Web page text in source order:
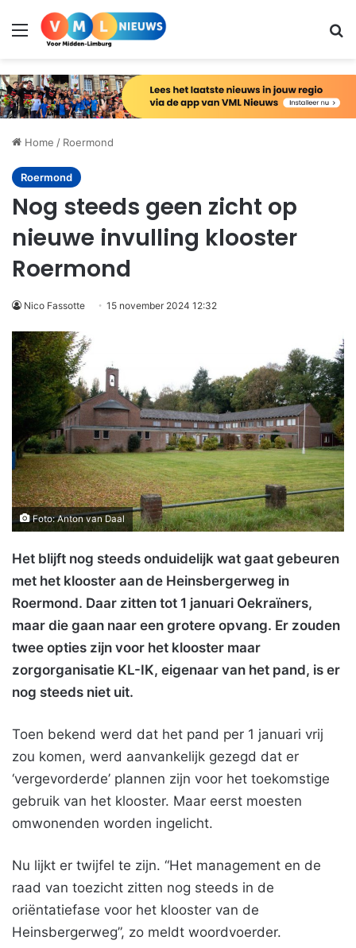
Menu
Home / Roermond
Roermond
Nog steeds geen zicht op
nieuwe invulling klooster
Roermond
Nico Fassotte 15 november 2024 12:32
Foto: Anton van Daal
Het blijft nog steeds onduidelijk wat gaat gebeuren
met het klooster aan de Heinsbergerweg in
Roermond. Daar zitten tot 1 januari Oekraïners,
maar die gaan naar een grotere opvang. Er zouden
twee opties zijn voor het klooster maar
zorgorganisatie KL-IK, eigenaar van het pand, is er
nog steeds niet uit.
Toen bekend werd dat het pand per 1 januari vrij
zou komen, werd aanvankelijk gezegd dat er
‘vergevorderde’ plannen zijn voor het toekomstige
gebruik van het klooster. Maar eerst moesten
omwonenden worden ingelicht.
Nu lijkt er twijfel te zijn. “Het management en de
raad van toezicht zitten nog steeds in de
oriëntatiefase voor het klooster van de
Heinsbergerweg”, zo meldt woordvoerder.